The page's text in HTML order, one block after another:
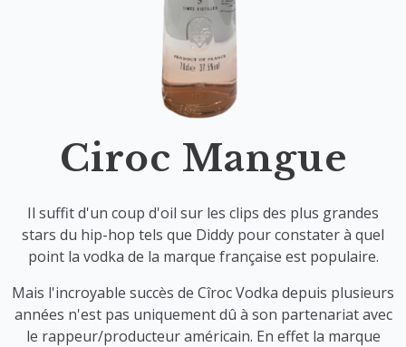
Ciroc Mangue
Il suffit d'un coup d'oil sur les clips des plus grandes
stars du hip-hop tels que Diddy pour constater à quel
point la vodka de la marque française est populaire.
Mais l'incroyable succès de Cîroc Vodka depuis plusieurs
années n'est pas uniquement dû à son partenariat avec
le rappeur/producteur américain. En effet la marque